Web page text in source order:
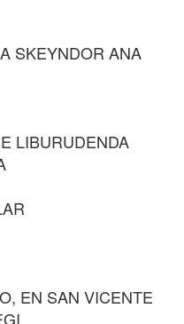
SKEYNDOR ANA
LIBURUDENDA
EN SAN VICENTE